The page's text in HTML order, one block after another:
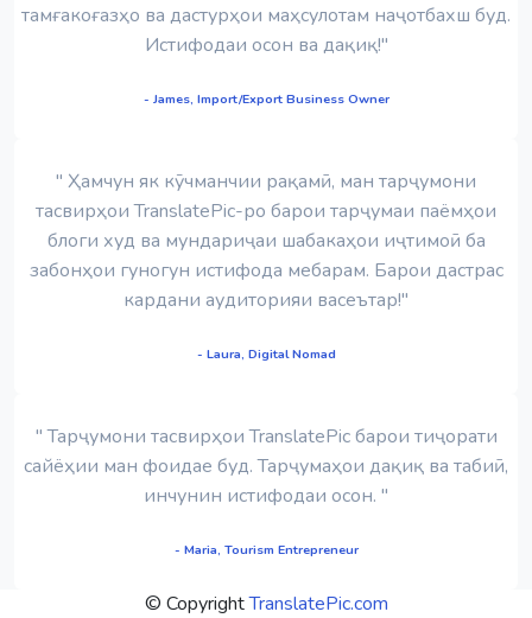
тамғакоғазҳо ва дастурҳои маҳсулотам наҷотбахш буд.
Истифодаи осон ва дақиқ!"
- James, Import/Export Business Owner
" Ҳамчун як кӯчманчии рақамӣ, ман тарҷумони
тасвирҳои TranslatePic-ро барои тарҷумаи паёмҳои
блоги худ ва мундариҷаи шабакаҳои иҷтимоӣ ба
забонҳои гуногун истифода мебарам. Барои дастрас
кардани аудиторияи васеътар!"
- Laura, Digital Nomad
" Тарҷумони тасвирҳои TranslatePic барои тиҷорати
сайёҳии ман фоидае буд. Тарҷумаҳои дақиқ ва табиӣ,
инчунин истифодаи осон. "
- Maria, Tourism Entrepreneur
© CopyrightTranslatePic.com